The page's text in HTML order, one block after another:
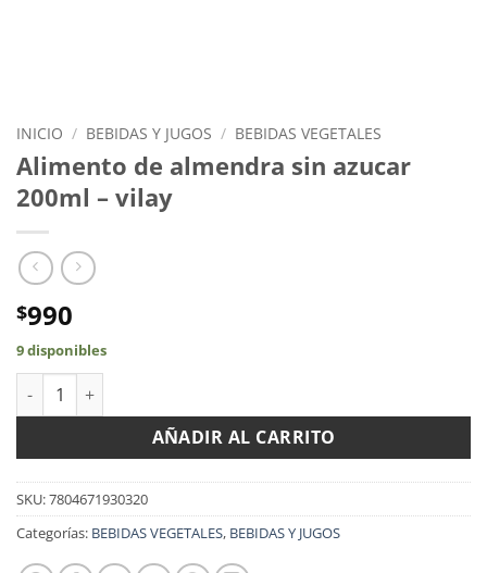
INICIO / BEBIDAS Y JUGOS / BEBIDAS VEGETALES
Alimento de almendra sin azucar
200ml – vilay
$990
9 disponibles
Alimento de almendra sin azucar 200ml - vilay cantidad
AÑADIR AL CARRITO
SKU:7804671930320
Categorías: BEBIDAS VEGETALES, BEBIDAS Y JUGOS